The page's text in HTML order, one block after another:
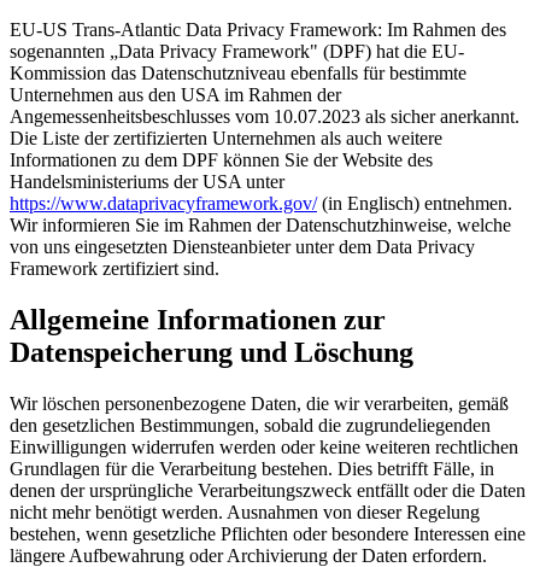
EU-US Trans-Atlantic Data Privacy Framework: Im Rahmen des
sogenannten „Data Privacy Framework" (DPF) hat die EU-
Kommission das Datenschutzniveau ebenfalls für bestimmte
Unternehmen aus den USA im Rahmen der
Angemessenheitsbeschlusses vom 10.07.2023 als sicher anerkannt.
Die Liste der zertifizierten Unternehmen als auch weitere
Informationen zu dem DPF können Sie der Website des
Handelsministeriums der USA unter
https://www.dataprivacyframework.gov/(in Englisch) entnehmen.
Wir informieren Sie im Rahmen der Datenschutzhinweise, welche
von uns eingesetzten Diensteanbieter unter dem Data Privacy
Framework zertifiziert sind.
Allgemeine Informationen zur
Datenspeicherung und Löschung
Wir löschen personenbezogene Daten, die wir verarbeiten, gemäß
den gesetzlichen Bestimmungen, sobald die zugrundeliegenden
Einwilligungen widerrufen werden oder keine weiteren rechtlichen
Grundlagen für die Verarbeitung bestehen. Dies betrifft Fälle, in
denen der ursprüngliche Verarbeitungszweck entfällt oder die Daten
nicht mehr benötigt werden. Ausnahmen von dieser Regelung
bestehen, wenn gesetzliche Pflichten oder besondere Interessen eine
längere Aufbewahrung oder Archivierung der Daten erfordern.